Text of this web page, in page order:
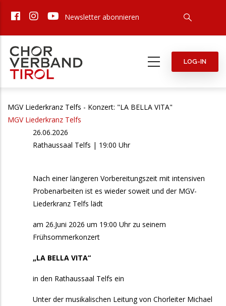
zum
Newsletter abonnieren
LOG-IN
MGV Liederkranz Telfs - Konzert: "LA BELLA VITA"
MGV Liederkranz Telfs
26.06.2026
Rathaussaal Telfs | 19:00 Uhr
Nach einer längeren Vorbereitungszeit mit intensiven
Probenarbeiten ist es wieder soweit und der MGV-
Liederkranz Telfs lädt
am 26.Juni 2026 um 19:00 Uhr zu seinem
Frühsommerkonzert
„LA BELLA VITA“
in den Rathaussaal Telfs ein
Unter der musikalischen Leitung von Chorleiter Michael